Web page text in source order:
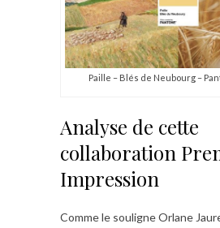
Paille – Blés de Neubourg –
Analyse de cette
collaboration
Impression
Comme le souligne Orlane